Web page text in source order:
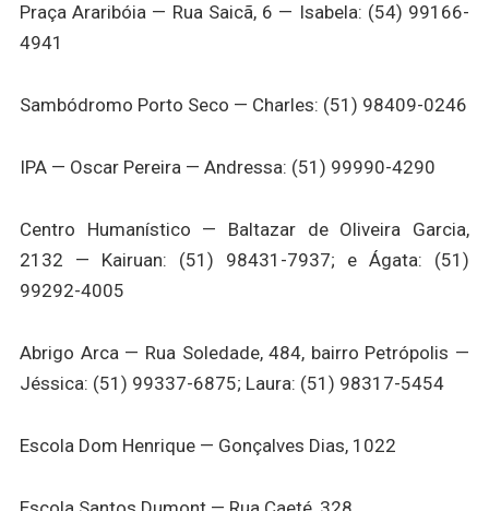
Praça Araribóia — Rua Saicã, 6 — Isabela: (54) 99166-
4941
Sambódromo Porto Seco — Charles: (51) 98409-0246
IPA — Oscar Pereira — Andressa: (51) 99990-4290
Centro Humanístico — Baltazar de Oliveira Garcia,
2132 — Kairuan: (51) 98431-7937; e Ágata: (51)
99292-4005
Abrigo Arca — Rua Soledade, 484, bairro Petrópolis —
Jéssica: (51) 99337-6875; Laura: (51) 98317-5454
Escola Dom Henrique — Gonçalves Dias, 1022